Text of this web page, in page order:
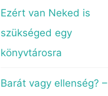
Ezért van Neked is
szükséged egy
könyvtárosra
Barát vagy ellenség? –